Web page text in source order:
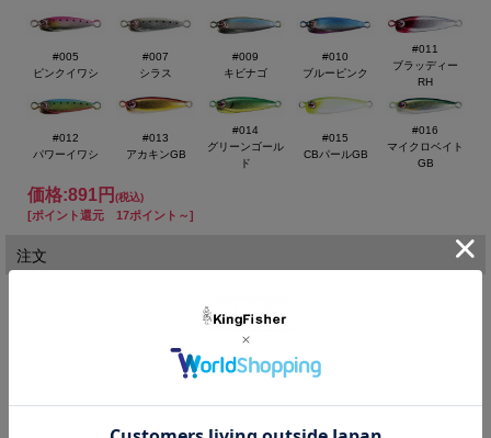
ある1g～5g位のライトゲームジグでは攻め切れない距離や水深
も攻略可能です！！
18gはエギングロッドなんかで扱いやすい重さですので、エギン
グの際にBOXに忍ばせておけば急な小型回遊魚の到来にも安心
です！！
まず、オリジナル譲りのコンパクトボディーは同クラスのジグよ
り空気抵抗も少なく抜群に飛びます！！
小さくなりましたがアクションや食わせの能力もオリジナル譲り
遊魚のバイトを誘います。
ズのジグとしては割と深めのレンジも攻略可能です。
当然、水面直下の早巻きでのヒット率も高いです。
対象魚はアジ、サバ、メッキ、カマス、ムツ、メバル、セイゴ…
と多彩な魚種が狙えます！！
#005
ピンクイワシ
#007
シラス
#009
キビナゴ
#010
ブルーピンク
#011
ブラッディー
RH
#012
パワーイワシ
#013
アカキンGB
#014
グリーンゴール
ド
#015
CBパールGB
#016
マイクロベイト
GB
価格:891円 (税込)
[ポイント還元 17ポイント～]
注文
購入数： 個